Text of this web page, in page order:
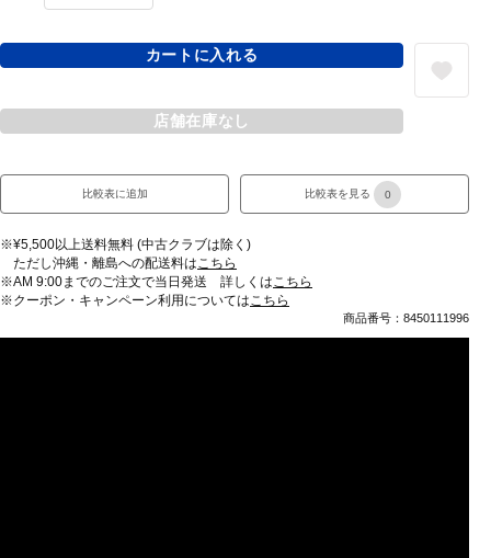
カートに入れる
店舗在庫なし
比較表に追加 比較表を見る 0
※¥5,500以上送料無料 (中古クラブは除く)
ただし沖縄・離島への配送料はこちら
※AM 9:00までのご注文で当日発送 詳しくはこちら
※クーポン・キャンペーン利用についてはこちら
商品番号：8450111996